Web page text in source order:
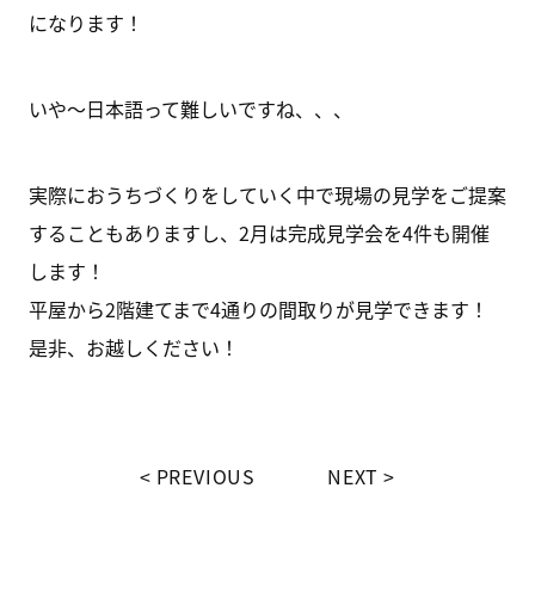
になります！
いや～日本語って難しいですね、、、
実際におうちづくりをしていく中で現場の見学をご提案
することもありますし、2月は完成見学会を4件も開催
します！
平屋から2階建てまで4通りの間取りが見学できます！
是非、お越しください！
PREVIOUS NEXT